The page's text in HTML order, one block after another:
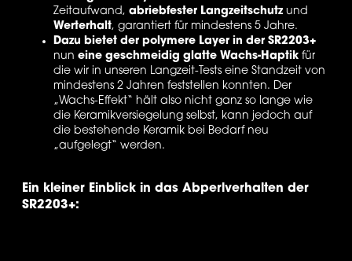
Zeitaufwand, abriebfester Langzeitschutz und
Werterhalt, garantiert für mindestens 5 Jahre.
Dazu bietet der polymere Layer in der SR2203+
nun eine geschmeidig glatte Wachs-Haptik für
die wir in unseren Langzeit-Tests eine Standzeit von
mindestens 2 Jahren feststellen konnten. Der
„Wachs-Effekt“ hält also nicht ganz so lange wie
die Keramikversiegelung selbst, kann jedoch auf
die bestehende Keramik bei Bedarf neu
„aufgelegt“ werden.
Ein kleiner Einblick in das Abperlverhalten der
SR2203+: